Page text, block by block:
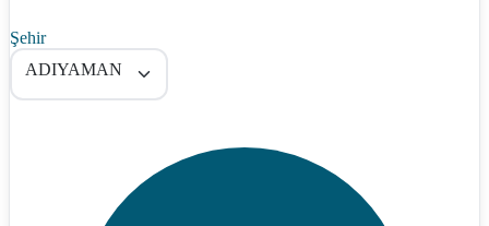
Şehir
ADIYAMAN